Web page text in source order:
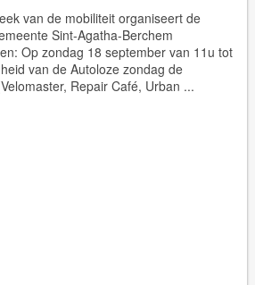
van de mobiliteit organiseert de
Sint-Agatha-Berchem
Op zondag 18 september van 11u tot
van de Autoloze zondag de
Repair Café, Urban ...